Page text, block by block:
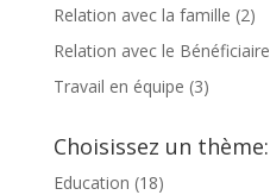
Relation avec la famille (2)
Relation avec le Bénéficiaire
Travail en équipe (3)
Choisissez un thème:
Education (18)